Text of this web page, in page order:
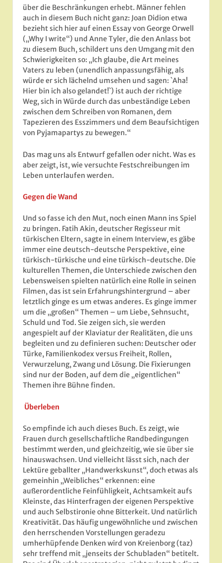
über die Beschränkungen erhebt. Männer fehlen
auch in diesem Buch nicht ganz: Joan Didion etwa
bezieht sich hier auf einen Essay von George Orwell
(„Why I write“) und Anne Tyler, die den Anlass bot
zu diesem Buch, schildert uns den Umgang mit den
Schwierigkeiten so: „Ich glaube, die Art meines
Vaters zu leben (unendlich anpassungsfähig, als
würde er sich lächelnd umsehen und sagen: `Aha!
Hier bin ich also gelandet!`) ist auch der richtige
Weg, sich in Würde durch das unbeständige Leben
zwischen dem Schreiben von Romanen, dem
Tapezieren des Esszimmers und dem Beaufsichtigen
von Pyjamapartys zu bewegen.“
Das mag uns als Entwurf gefallen oder nicht. Was es
aber zeigt, ist, wie versuchte Festschreibungen im
Leben unterlaufen werden.
Gegen die Wand
Und so fasse ich den Mut, noch einen Mann ins Spiel
zu bringen. Fatih Akin, deutscher Regisseur mit
türkischen Eltern, sagte in einem Interview, es gäbe
immer eine deutsch-deutsche Perspektive, eine
türkisch-türkische und eine türkisch-deutsche. Die
kulturellen Themen, die Unterschiede zwischen den
Lebensweisen spielten natürlich eine Rolle in seinen
Filmen, das ist sein Erfahrungshintergrund – aber
letztlich ginge es um etwas anderes. Es ginge immer
um die „großen“ Themen – um Liebe, Sehnsucht,
Schuld und Tod. Sie zeigen sich, sie werden
angespielt auf der Klaviatur der Realitäten, die uns
begleiten und zu definieren suchen: Deutscher oder
Türke, Familienkodex versus Freiheit, Rollen,
Verwurzelung, Zwang und Lösung. Die Fixierungen
sind nur der Boden, auf dem die „eigentlichen“
Themen ihre Bühne finden.
Überleben
So empfinde ich auch dieses Buch. Es zeigt, wie
Frauen durch gesellschaftliche Randbedingungen
bestimmt werden, und gleichzeitig, wie sie über sie
hinauswachsen. Und vielleicht lässt sich, nach der
Lektüre geballter „Handwerkskunst“, doch etwas als
gemeinhin „Weibliches“ erkennen: eine
außerordentliche Feinfühligkeit, Achtsamkeit aufs
Kleinste, das Hinterfragen der eigenen Perspektive
und auch Selbstironie ohne Bitterkeit. Und natürlich
Kreativität. Das häufig ungewöhnliche und zwischen
den herrschenden Vorstellungen geradezu
umherhüpfende Denken wird von Kreienborg (taz)
sehr treffend mit „jenseits der Schubladen“ betitelt.